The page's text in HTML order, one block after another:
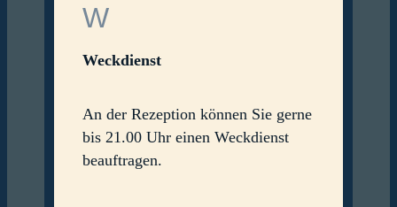
W
Weckdienst
An der Rezeption können Sie gerne
bis 21.00 Uhr einen Weckdienst
beauftragen.